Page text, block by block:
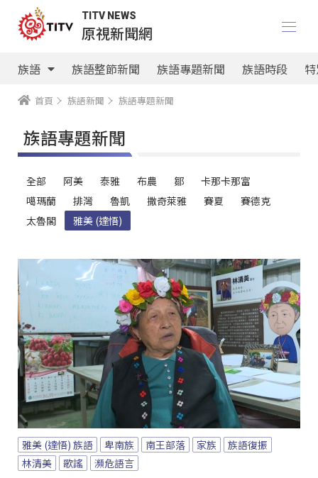
TITV NEWS
原視新聞網
族語 族語整節新聞 族語專題新聞 族語時段
首頁 族語新聞 族語專題新聞
族語專題新聞
族語選擇器
全部 阿美 泰雅 布農 鄒
卡那卡那富
噶瑪蘭
排灣 魯凱 撒奇萊雅 賽夏
賽德克
太魯閣
雅美 (達悟)
雅美 (達悟) 族語 卑南族 南王部落 家族
族語復振
林清美
歌謠 瀕危語言